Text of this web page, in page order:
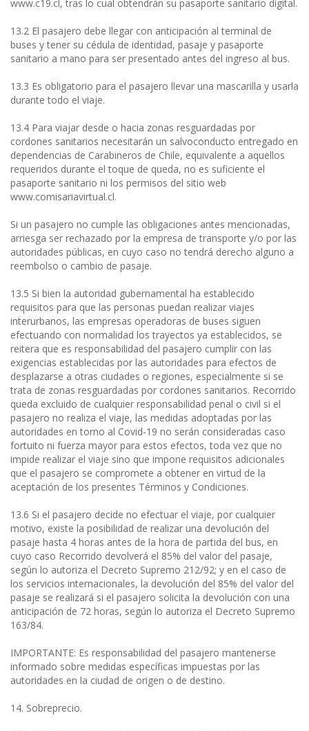
www.c19.cl, tras lo cual obtendrán su pasaporte sanitario digital.
13.2 El pasajero debe llegar con anticipación al terminal de
buses y tener su cédula de identidad, pasaje y pasaporte
sanitario a mano para ser presentado antes del ingreso al bus.
13.3 Es obligatorio para el pasajero llevar una mascarilla y usarla
durante todo el viaje.
13.4 Para viajar desde o hacia zonas resguardadas por
cordones sanitarios necesitarán un salvoconducto entregado en
dependencias de Carabineros de Chile, equivalente a aquellos
requeridos durante el toque de queda, no es suficiente el
pasaporte sanitario ni los permisos del sitio web
www.comisariavirtual.cl.
Si un pasajero no cumple las obligaciones antes mencionadas,
arriesga ser rechazado por la empresa de transporte y/o por las
autoridades públicas, en cuyo caso no tendrá derecho alguno a
reembolso o cambio de pasaje.
13.5 Si bien la autoridad gubernamental ha establecido
requisitos para que las personas puedan realizar viajes
interurbanos, las empresas operadoras de buses siguen
efectuando con normalidad los trayectos ya establecidos, se
reitera que es responsabilidad del pasajero cumplir con las
exigencias establecidas por las autoridades para efectos de
desplazarse a otras ciudades o regiones, especialmente si se
trata de zonas resguardadas por cordones sanitarios. Recorrido
queda excluido de cualquier responsabilidad penal o civil si el
pasajero no realiza el viaje, las medidas adoptadas por las
autoridades en torno al Covid-19 no serán consideradas caso
fortuito ni fuerza mayor para estos efectos, toda vez que no
impide realizar el viaje sino que impone requisitos adicionales
que el pasajero se compromete a obtener en virtud de la
aceptación de los presentes Términos y Condiciones.
13.6 Si el pasajero decide no efectuar el viaje, por cualquier
motivo, existe la posibilidad de realizar una devolución del
pasaje hasta 4 horas antes de la hora de partida del bus, en
cuyo caso Recorrido devolverá el 85% del valor del pasaje,
según lo autoriza el Decreto Supremo 212/92; y en el caso de
los servicios internacionales, la devolución del 85% del valor del
pasaje se realizará si el pasajero solicita la devolución con una
anticipación de 72 horas, según lo autoriza el Decreto Supremo
163/84.
IMPORTANTE: Es responsabilidad del pasajero mantenerse
informado sobre medidas específicas impuestas por las
autoridades en la ciudad de origen o de destino.
14. Sobreprecio.